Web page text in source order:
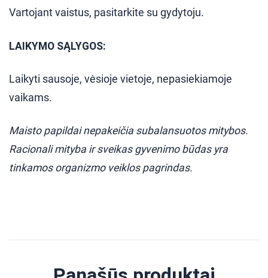
Vartojant vaistus, pasitarkite su gydytoju.
LAIKYMO SĄLYGOS:
Laikyti sausoje, vėsioje vietoje, nepasiekiamoje
vaikams.
Maisto papildai nepakeičia subalansuotos mitybos.
Racionali mityba ir sveikas gyvenimo būdas yra
tinkamos organizmo veiklos pagrindas.